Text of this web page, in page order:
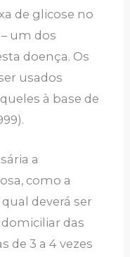
de glicose no
um dos
doença. Os
usados
à base de
a
como a
deverá ser
das
de 3 a 4 vezes